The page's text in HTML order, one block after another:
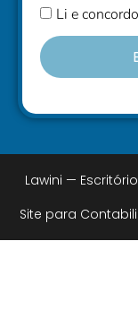
Li e
Lawini —
Site para